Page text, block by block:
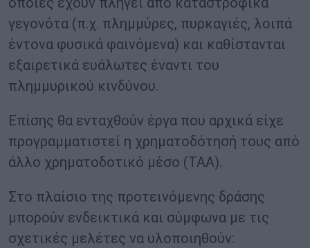
γεγονότα (π.χ. πλημμύρες, πυρκαγιές, λοιπά
έντονα φυσικά φαινόμενα) και καθίστανται
εξαιρετικά ευάλωτες έναντι του
πλημμυρικού κινδύνου.
Επίσης θα ενταχθούν έργα που αρχικά είχε
προγραμματιστεί η χρηματοδότησή τους από
άλλο χρηματοδοτικό μέσο (ΤΑΑ).
Στο πλαίσιο της προτεινόμενης δράσης
μπορούν ενδεικτικά και σύμφωνα με τις
σχετικές μελέτες να υλοποιηθούν: